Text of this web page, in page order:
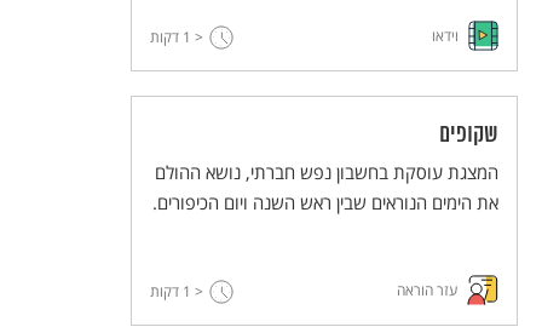
וידאו < 1 דקות
שקופים
המצגת עוסקת בחשבון נפש חברתי, נושא ההולם
את הימים הנוראים שבין ראש השנה ויום הכיפורים.
עזר הוראה < 1 דקות